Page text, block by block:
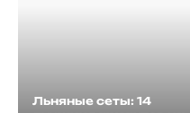
Льняные сеты: 14